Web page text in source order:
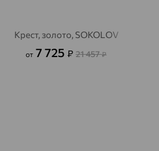
Крест, золото, SOKOLOV
от 7 725 ₽ 21 457₽